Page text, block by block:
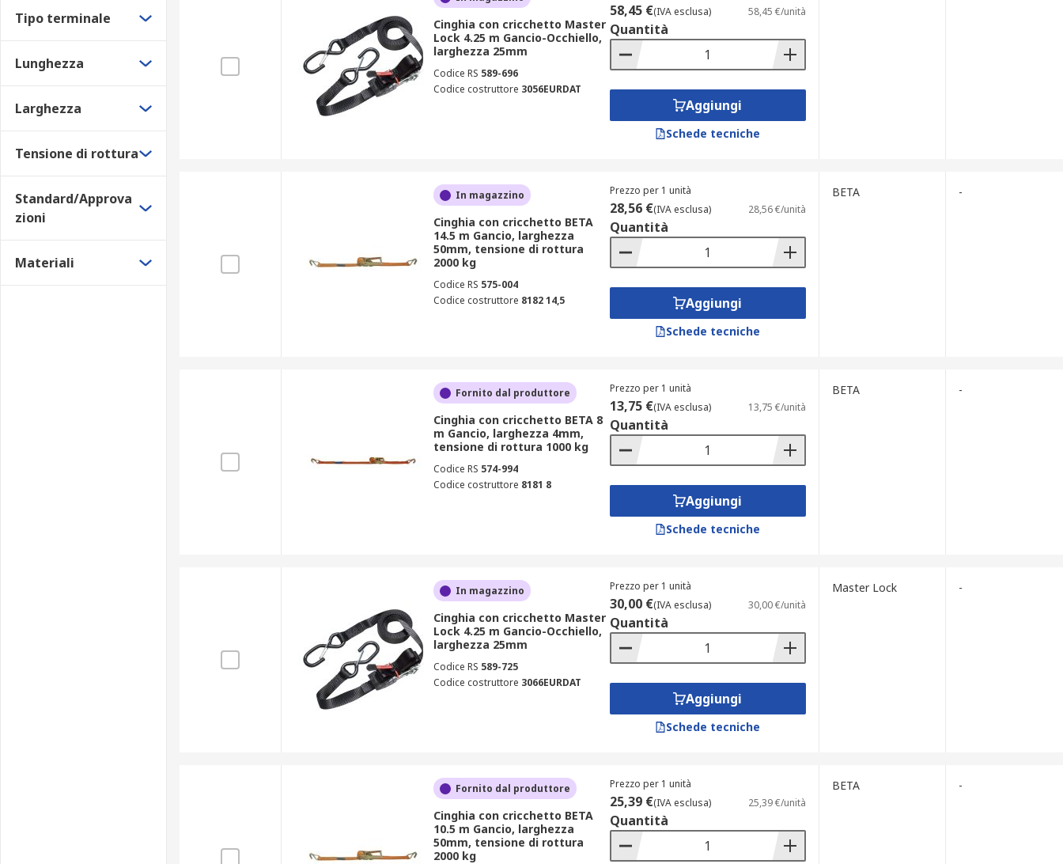
Tipo terminale
Lunghezza
Larghezza
Tensione di rottura
Standard/Approva
zioni
Materiali
Cinghia con cricchetto Master
Lock 4.25 m Gancio-Occhiello,
larghezza 25mm
Codice RS 589-696
Codice costruttore 3056EURDAT
58,45 €(IVA esclusa) 58,45 €/unità
Quantità
Aggiungi
Schede tecniche
In magazzino
Cinghia con cricchetto BETA
14.5 m Gancio, larghezza
50mm, tensione di rottura
2000 kg
Codice RS 575-004
Codice costruttore 8182 14,5
Prezzo per 1 unità
28,56 €(IVA esclusa) 28,56 €/unità
Quantità
Aggiungi
Schede tecniche
BETA -
Fornito dal produttore
Cinghia con cricchetto BETA 8
m Gancio, larghezza 4mm,
tensione di rottura 1000 kg
Codice RS 574-994
Codice costruttore 8181 8
Prezzo per 1 unità
13,75 €(IVA esclusa) 13,75 €/unità
Quantità
Aggiungi
Schede tecniche
BETA -
In magazzino
Cinghia con cricchetto Master
Lock 4.25 m Gancio-Occhiello,
larghezza 25mm
Codice RS 589-725
Codice costruttore 3066EURDAT
Prezzo per 1 unità
30,00 €(IVA esclusa) 30,00 €/unità
Quantità
Aggiungi
Schede tecniche
Master Lock -
Fornito dal produttore
Cinghia con cricchetto BETA
10.5 m Gancio, larghezza
50mm, tensione di rottura
2000 kg
Prezzo per 1 unità
25,39 €(IVA esclusa) 25,39 €/unità
Quantità
BETA -